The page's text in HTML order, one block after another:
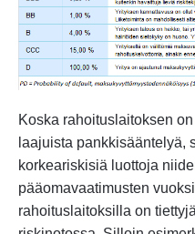
Koska rahoituslaitoksen
laajuista pankkisääntelyä,
korkeariskisiä luottoja
pääomavaatimusten
rahoituslaitoksilla on